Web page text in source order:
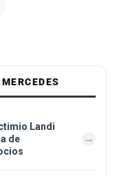
Landi
de